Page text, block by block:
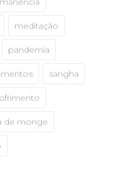
meditação
pandemia
sangha
de monge